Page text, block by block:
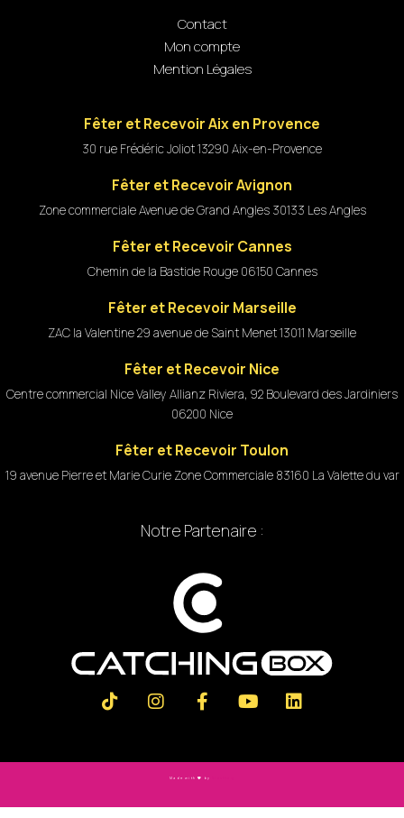
Contact
Mon compte
Mention Légales
Fêter et Recevoir Aix en Provence
30 rue Frédéric Joliot 13290 Aix-en-Provence
Fêter et Recevoir Avignon
Zone commerciale Avenue de Grand Angles 30133 Les Angles
Fêter et Recevoir Cannes
Chemin de la Bastide Rouge 06150 Cannes
Fêter et Recevoir Marseille
ZAC la Valentine 29 avenue de Saint Menet 13011 Marseille
Fêter et Recevoir Nice
Centre commercial Nice Valley Allianz Riviera, 92 Boulevard des Jardiniers
06200 Nice
Fêter et Recevoir Toulon
19 avenue Pierre et Marie Curie Zone Commerciale 83160 La Valette du var
Notre Partenaire :
Made with by